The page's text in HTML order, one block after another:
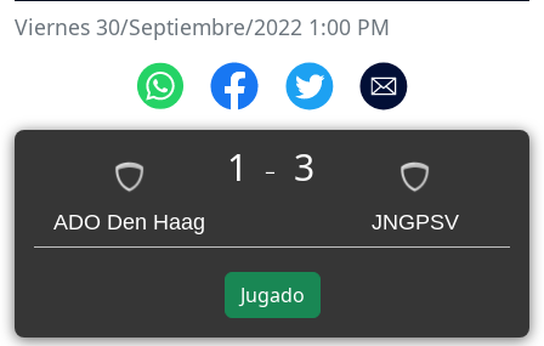
Viernes 30/Septiembre/2022 1:00 PM
ADO Den Haag
1 _ 3
JNGPSV
Jugado